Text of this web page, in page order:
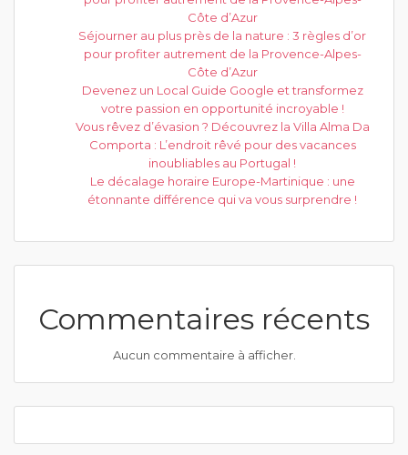
Côte d’Azur
Séjourner au plus près de la nature : 3 règles d’or
pour profiter autrement de la Provence-Alpes-
Côte d’Azur
Devenez un Local Guide Google et transformez
votre passion en opportunité incroyable !
Vous rêvez d’évasion ? Découvrez la Villa Alma Da
Comporta : L’endroit rêvé pour des vacances
inoubliables au Portugal !
Le décalage horaire Europe-Martinique : une
étonnante différence qui va vous surprendre !
Commentaires récents
Aucun commentaire à afficher.